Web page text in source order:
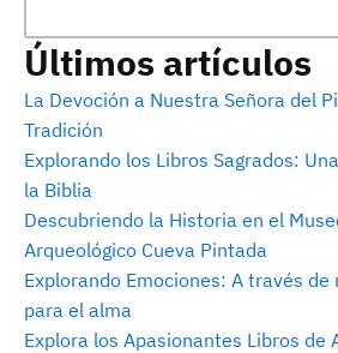
Últimos artículos
La Devoción a Nuestra Señora del
Tradición
Explorando los Libros Sagrados:
la Biblia
Descubriendo la Historia en el
Arqueológico Cueva Pintada
Explorando Emociones: A través
para el alma
Explora los Apasionantes Libros de